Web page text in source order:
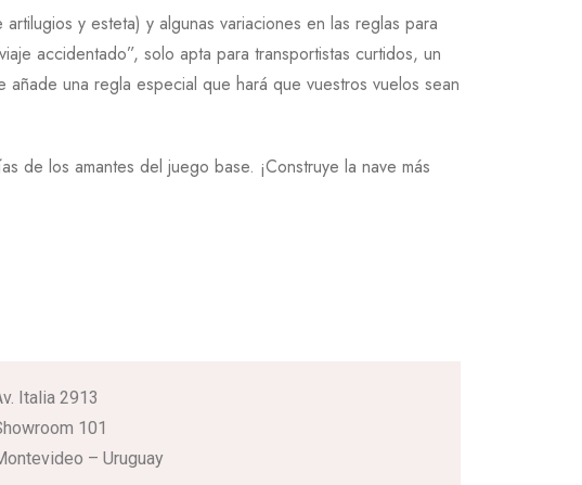
y esteta) y algunas variaciones en las reglas para
accidentado”, solo apta para transportistas curtidos, un
una regla especial que hará que vuestros vuelos sean
de los amantes del juego base. ¡Construye la nave más
Italia 2913
101
– Uruguay